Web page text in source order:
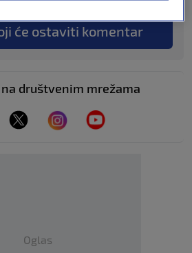
će ostaviti komentar
društvenim mrežama
Oglas